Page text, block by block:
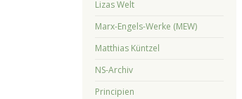
Lizas Welt
Marx-Engels-Werke (MEW)
Matthias Küntzel
NS-Archiv
Principien